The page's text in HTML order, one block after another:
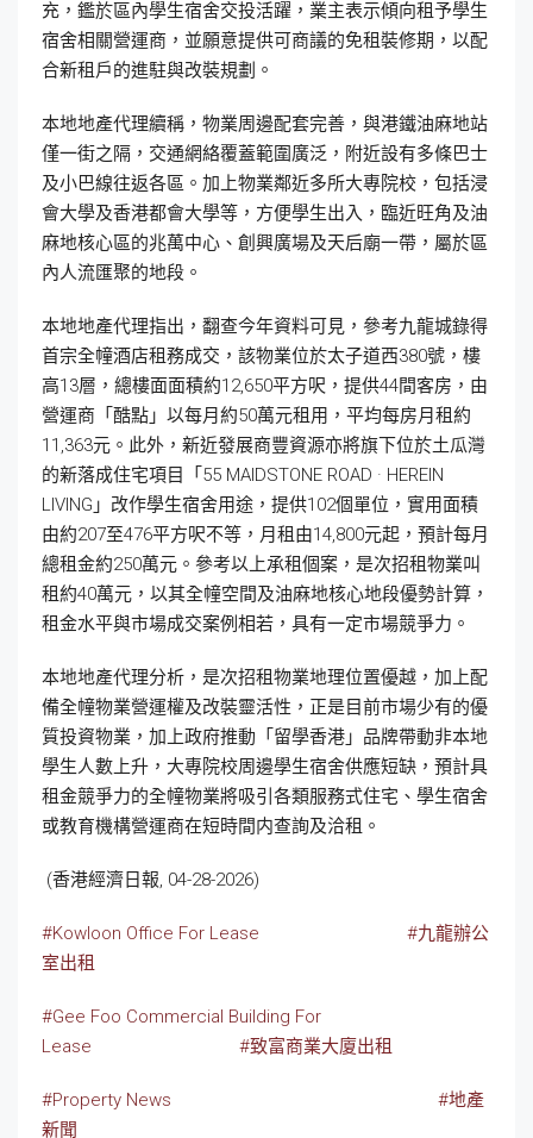
充，鑑於區內學生宿舍交投活躍，業主表示傾向租予學生
宿舍相關營運商，並願意提供可商議的免租裝修期，以配
合新租戶的進駐與改裝規劃。
本地地產代理續稱，物業周邊配套完善，與港鐵油麻地站
僅一街之隔，交通網絡覆蓋範圍廣泛，附近設有多條巴士
及小巴線往返各區。加上物業鄰近多所大專院校，包括浸
會大學及香港都會大學等，方便學生出入，臨近旺角及油
麻地核心區的兆萬中心、創興廣場及天后廟一帶，屬於區
內人流匯聚的地段。
本地地產代理指出，翻查今年資料可見，參考九龍城錄得
首宗全幢酒店租務成交，該物業位於太子道西380號，樓
高13層，總樓面面積約12,650平方呎，提供44間客房，由
營運商「酷點」以每月約50萬元租用，平均每房月租約
11,363元。此外，新近發展商豐資源亦將旗下位於土瓜灣
的新落成住宅項目「55 MAIDSTONE ROAD · HEREIN
LIVING」改作學生宿舍用途，提供102個單位，實用面積
由約207至476平方呎不等，月租由14,800元起，預計每月
總租金約250萬元。參考以上承租個案，是次招租物業叫
租約40萬元，以其全幢空間及油麻地核心地段優勢計算，
租金水平與市場成交案例相若，具有一定市場競爭力。
本地地產代理分析，是次招租物業地理位置優越，加上配
備全幢物業營運權及改裝靈活性，正是目前市場少有的優
質投資物業，加上政府推動「留學香港」品牌帶動非本地
學生人數上升，大專院校周邊學生宿舍供應短缺，預計具
租金競爭力的全幢物業將吸引各類服務式住宅、學生宿舍
或教育機構營運商在短時間内查詢及洽租。
(香港經濟日報, 04-28-2026)
#Kowloon Office For Lease
#九龍辦公
室出租
#Gee Foo Commercial Building For
Lease
#致富商業大廈出租
#Property News
#地產
新聞